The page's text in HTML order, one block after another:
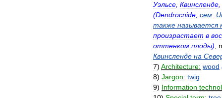
Уэльсе Квинсленде
(Dendrocnide сем
также называется
произрастает в
оттенком плоды)
Квинсленде на
7) Architecture: wood
8) Jargon: twig
9) Information